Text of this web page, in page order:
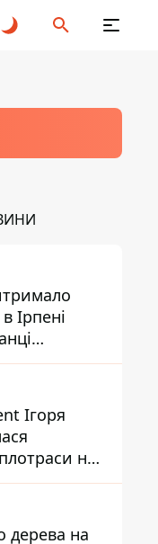
Ірпені
з
Ігоря
на
дерева на